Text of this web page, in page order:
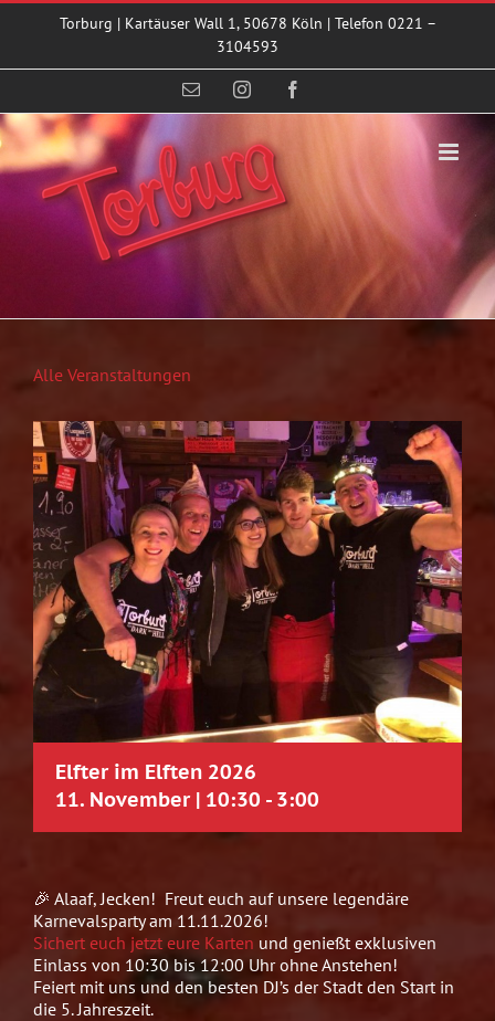
Zum
Torburg | Kartäuser Wall 1, 50678 Köln | Telefon 0221 –
3104593
E-
Instagram
Alle Veranstaltungen
Elfter im Elften 2026
11. November | 10:30 - 3:00
🎉 Alaaf, Jecken! Freut euch auf unsere legendäre
Karnevalsparty am 11.11.2026!
Sichert euch jetzt eure Karten und genießt exklusiven
Einlass von 10:30 bis 12:00 Uhr ohne Anstehen!
Feiert mit uns und den besten DJ’s der Stadt den Start in
die 5. Jahreszeit.